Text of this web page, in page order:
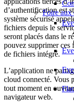
Foire aux
d’authentification est
système sécurisé
fichiers depuis le
seront placés dans le
pouvez supprimer ces
de fichiers intégré.
L’application ne
cloud connecté. Vous
tout moment en
navigateur web.